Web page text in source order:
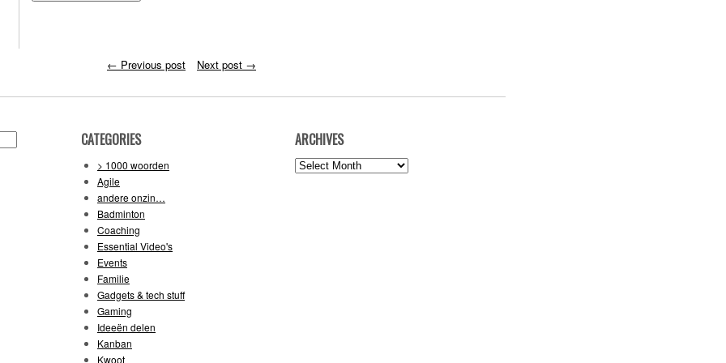
← Previous post Next post →
CATEGORIES
> 1000 woorden
Agile
andere onzin…
Badminton
Coaching
Essential Video's
Events
Familie
Gadgets & tech stuff
Gaming
Ideeën delen
Kanban
Kwoot
ARCHIVES
Archives